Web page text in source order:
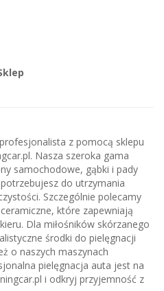
z pomocą sklepu
Nasza szeroka gama
samochodowe, gąbki i pady
do utrzymania
Szczególnie polecamy
które zapewniają
Dla miłośników skórzanego
środki do pielęgnacji
o naszych maszynach
pielęgnacja auta jest na
i odkryj przyjemność z